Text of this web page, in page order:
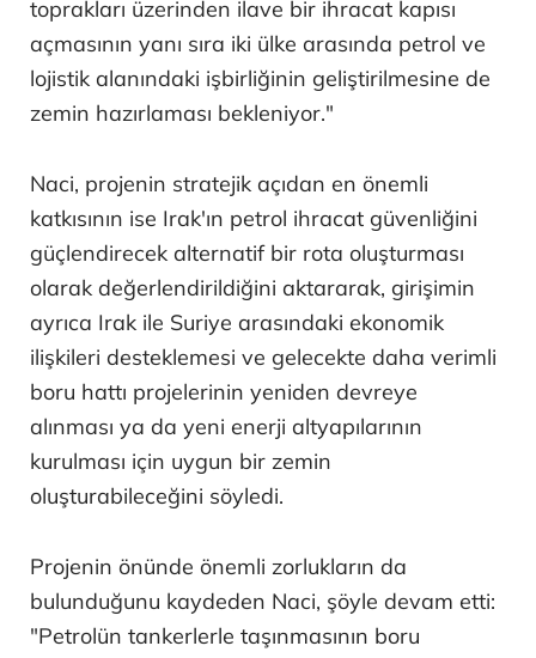
toprakları üzerinden ilave bir ihracat kapısı
açmasının yanı sıra iki ülke arasında petrol ve
lojistik alanındaki işbirliğinin geliştirilmesine de
zemin hazırlaması bekleniyor."
Naci, projenin stratejik açıdan en önemli
katkısının ise Irak'ın petrol ihracat güvenliğini
güçlendirecek alternatif bir rota oluşturması
olarak değerlendirildiğini aktararak, girişimin
ayrıca Irak ile Suriye arasındaki ekonomik
ilişkileri desteklemesi ve gelecekte daha verimli
boru hattı projelerinin yeniden devreye
alınması ya da yeni enerji altyapılarının
kurulması için uygun bir zemin
oluşturabileceğini söyledi.
Projenin önünde önemli zorlukların da
bulunduğunu kaydeden Naci, şöyle devam etti:
"Petrolün tankerlerle taşınmasının boru